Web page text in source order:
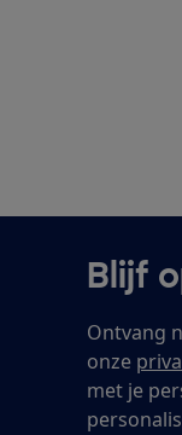
Blijf
Ontvang
onze
met je